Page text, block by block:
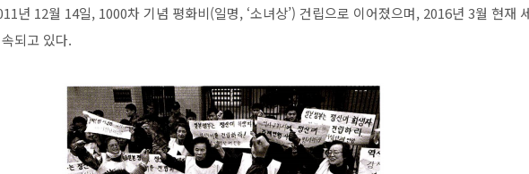
년 12월 14일, 1000차 기념 평화비(일명, ‘소녀상’) 건립으로 이어졌으며, 2016년 3월 현재
되고 있다.